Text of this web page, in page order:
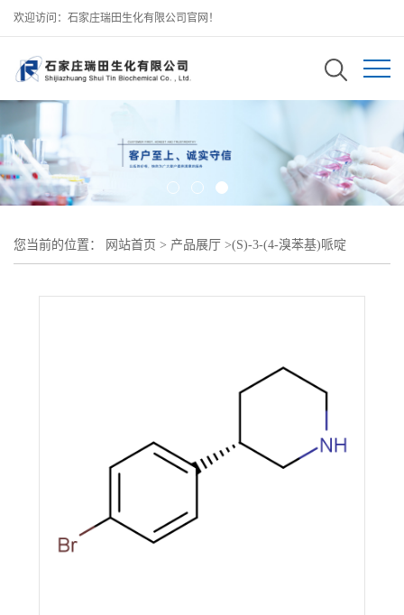
欢迎访问：石家庄瑞田生化有限公司官网！
您当前的位置： 网站首页 > 产品展厅 >(S)-3-(4-溴苯基)哌啶